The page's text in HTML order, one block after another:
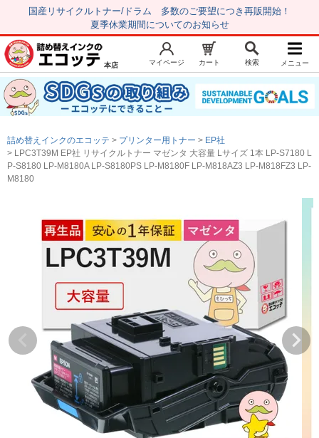
国産リサイクルトナー/ドラム 多数のご要望につき再販開始！
夏季休業期間についてのお知らせ
新規会員登録 マイページ
トップページ お気に入り
注文履歴 レビュー履歴
はじめての方へ
初心者用セット
キャノンインク
ブラザーインク
詰め替えインク
互換インクボトル
互換インクカートリッジ
再生インクカートリッジ
記事を探す
本店 マイページ カート 検索 メニュー
詰め替えインクのエコッテ プリンター用トナー
EP社
LPC3T39M EP社 リサイクルトナー マゼンタ 大容量 Lサイズ 1本 LP-S7180 L
P-S8180 LP-M8180A LP-S8180PS LP-M8180F LP-M818AZ3 LP-M818FZ3 LP-
M8180